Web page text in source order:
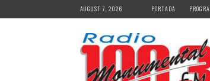
to
AUGUST 7, 2026 PORTADA